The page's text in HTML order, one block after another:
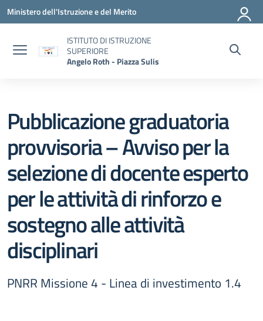
Vai ai contenuti
Vai al menu di navigazione
Vai al footer
Ministero dell'Istruzione e del Merito
ISTITUTO DI ISTRUZIONE
SUPERIORE
Angelo Roth - Piazza Sulis
Pubblicazione graduatoria
provvisoria – Avviso per la
selezione di docente esperto
per le attività di rinforzo e
sostegno alle attività
disciplinari
PNRR Missione 4 - Linea di investimento 1.4